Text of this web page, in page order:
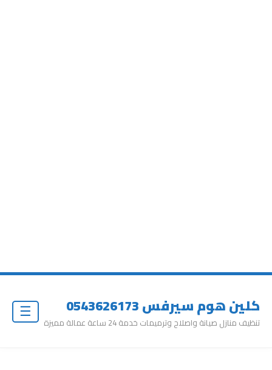
كلين هوم سيرفس 0543626173
تنظيف منازل صيانة واصلاح وترميمات خدمة 24 ساعة عمالة مميزة